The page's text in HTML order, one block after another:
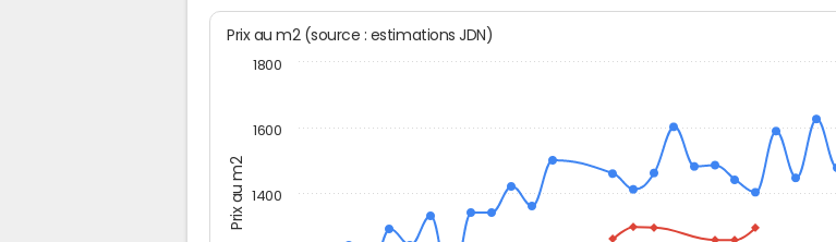
Prix au m2
Prix au m2 (source : estimations JDN)
1400
1600
1800